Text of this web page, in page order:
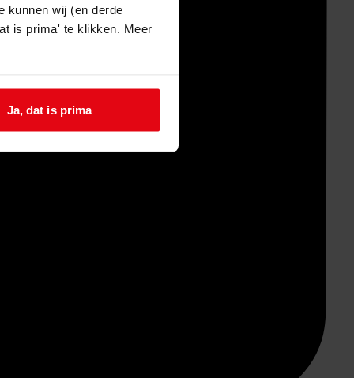
kunnen wij (en derde
is prima' te klikken. Meer
Ja, dat is prima